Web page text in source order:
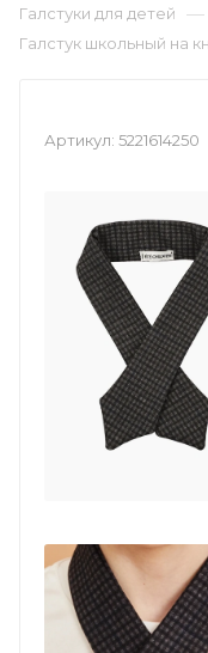
Галстуки для детей —
Галстук школьный на
Артикул: 5221614250